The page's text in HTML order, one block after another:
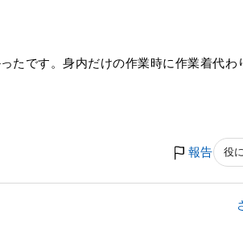
たです。身内だけの作業時に作業着代わ
報告 役